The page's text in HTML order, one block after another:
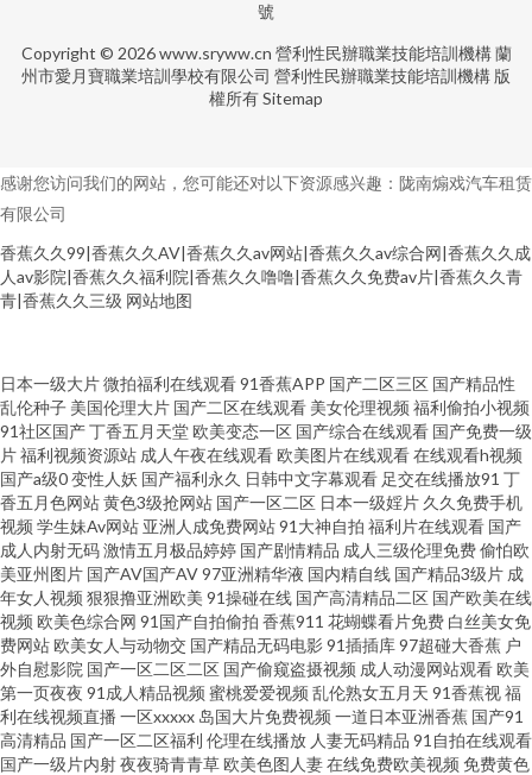
號
Copyright © 2026www.sryww.cn 營利性民辦職業技能培訓機構 蘭
州市愛月寶職業培訓學校有限公司 營利性民辦職業技能培訓機構 版
權所有Sitemap
感谢您访问我们的网站，您可能还对以下资源感兴趣：陇南煽戏汽车租赁
有限公司
香蕉久久99|香蕉久久AV|香蕉久久av网站|香蕉久久av综合网|香蕉久久成
人av影院|香蕉久久福利院|香蕉久久噜噜|香蕉久久免费av片|香蕉久久青
青|香蕉久久三级 网站地图
操逼av资源网 成人a高清免费版 最新AV在线 91免费观 91亚洲网站 97在线综
合 AV手机天堂网 国产ts在线观看 黄色91网站 日韩A∨小电影 色综合福利导航
91视社 A级片导航 国产日韩操逼 日韩在线色网 亚洲人成小说网 91视频一区
蜜桃 99碰碰 国产极品少 另类AV激情 日本A片福利剧场 熟女色福利导航 在线
观看ab 成人在线一区二区 韩日无码射 免费成人 91喷浆 超碰在线99 欧美TV一
二三 人妖激情 91成人在线网址 91蜜桃吴梦梦 www欧美91 岛国com 久草福
利导航 青青操无码自拍 三级国产视频 99热在线看75 国产在线视频91 精免费
日本一级大片微拍福利在线观看91香蕉APP 国产二区三区 国产精品性
乱伦种子 美国伦理大片 国产二区在线观看 美女伦理视频 福利偷拍小视频
91社区国产丁香五月天堂欧美变态一区 国产综合在线观看 国产免费一级
片福利视频资源站 成人午夜在线观看欧美图片在线观看在线观看h视频
国产a级0变性人妖 国产福利永久 日韩中文字幕观看 足交在线播放91 丁
香五月色网站黄色3级抢网站 国产一区二区 日本一级婬片 久久免费手机
视频 学生妹Av网站 亚洲人成免费网站91大神自拍 福利片在线观看 国产
成人内射无码激情五月极品婷婷 国产剧情精品 成人三级伦理免费偷怕欧
美亚州图片 国产AV国产AV97亚洲精华液 国内精自线 国产精品3级片 成
年女人视频 狠狠撸亚洲欧美 91操碰在线 国产高清精品二区 国产欧美在线
视频 欧美色综合网 91国产自拍偷拍 香蕉911 花蝴蝶看片免费 白丝美女免
费网站欧美女人与动物交 国产精品无码电影91插插库97超碰大香蕉 户
外自慰影院 国产一区二区二区 国产偷窥盗摄视频 成人动漫网站观看欧美
第一页夜夜 91成人精品视频 蜜桃爱爱视频 乱伦熟女五月天 91香蕉视福
利在线视频直播 一区xxxxx 岛国大片免费视频 一道日本亚洲香蕉 国产91
高清精品 国产一区二区福利 伦理在线播放 人妻无码精品 91自拍在线观看
国产一级片内射夜夜骑青青草欧美色图人妻在线免费欧美视频 免费黄色